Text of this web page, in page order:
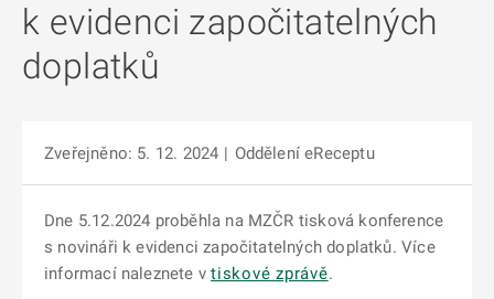
k evidenci započitatelných
doplatků
Zveřejněno: 5. 12. 2024 | Oddělení eReceptu
Dne 5.12.2024 proběhla na MZČR tisková konference
s novináři k evidenci započitatelných doplatků. Více
informací naleznete vtiskové zprávě.